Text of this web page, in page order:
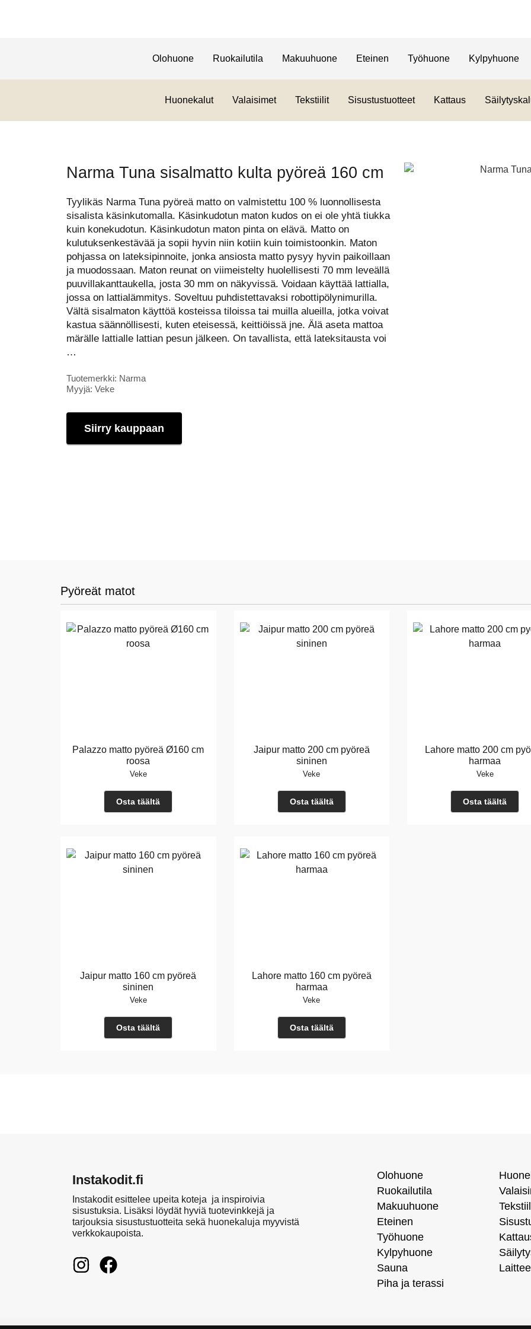
Olohuone Ruokailutila Makuuhuone Eteinen Työhuone Kylpyhuone
Huonekalut Valaisimet Tekstiilit Sisustustuotteet Kattaus
Narma Tuna sisalmatto kulta pyöreä 160 cm
Tyylikäs Narma Tuna pyöreä matto on valmistettu 100 % luonnollisesta
sisalista käsinkutomalla. Käsinkudotun maton kudos on ei ole yhtä tiukka
kuin konekudotun. Käsinkudotun maton pinta on elävä. Matto on
kulutuksenkestävää ja sopii hyvin niin kotiin kuin toimistoonkin. Maton
pohjassa on lateksipinnoite, jonka ansiosta matto pysyy hyvin paikoillaan
ja muodossaan. Maton reunat on viimeistelty huolellisesti 70 mm leveällä
puuvillakanttaukella, josta 30 mm on näkyvissä. Voidaan käyttää lattialla,
jossa on lattialämmitys. Soveltuu puhdistettavaksi robottipölynimurilla.
Vältä sisalmaton käyttöä kosteissa tiloissa tai muilla alueilla, jotka voivat
kastua säännöllisesti, kuten eteisessä, keittiöissä jne. Älä aseta mattoa
märälle lattialle lattian pesun jälkeen. On tavallista, että lateksitausta voi
…
Tuotemerkki: Narma
Myyjä: Veke
Siirry kauppaan
Pyöreät matot
Palazzo matto pyöreä Ø160 cm
roosa
Veke
Osta täältä
Jaipur matto 200 cm pyöreä
sininen
Veke
Osta täältä
Lahore matto 200 cm
harmaa
Veke
Osta täältä
Jaipur matto 160 cm pyöreä
sininen
Veke
Osta täältä
Lahore matto 160 cm pyöreä
harmaa
Veke
Osta täältä
Instakodit.fi
Instakodit esittelee upeita koteja ja inspiroivia
sisustuksia. Lisäksi löydät hyviä tuotevinkkejä ja
tarjouksia sisustustuotteita sekä huonekaluja myyvistä
verkkokaupoista.
Olohuone
Ruokailutila
Makuuhuone
Eteinen
Työhuone
Kylpyhuone
Sauna
Piha ja terassi